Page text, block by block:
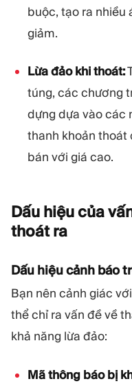
buộc, tạo ra nhiều
giảm.
Lừa đảo khi thoát:
túng, các chương
dựng dựa vào các
thanh khoản thoát
bán với giá cao.
Dấu hiệu của
thoátra
Dấu hiệu cảnh báo
Bạn nên cảnh giác
thể chỉ ra vấn đề về
khả năng lừa đảo:
Mã thông báo bị